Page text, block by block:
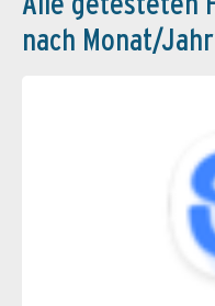
nach Monat/Jahr